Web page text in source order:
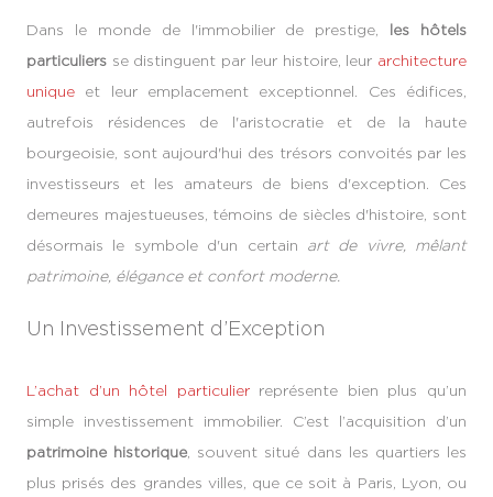
Dans le monde de l'immobilier de prestige, les hôtels
particuliers se distinguent par leur histoire, leur architecture
unique et leur emplacement exceptionnel. Ces édifices,
autrefois résidences de l'aristocratie et de la haute
bourgeoisie, sont aujourd'hui des trésors convoités par les
investisseurs et les amateurs de biens d'exception. Ces
demeures majestueuses, témoins de siècles d'histoire, sont
désormais le symbole d'un certain art de vivre, mêlant
patrimoine, élégance et confort moderne.
Un Investissement d’Exception
L’achat d’un hôtel particulierreprésente bien plus qu’un
simple investissement immobilier. C’est l’acquisition d’un
patrimoine historique , souvent situé dans les quartiers les
plus prisés des grandes villes, que ce soit à Paris, Lyon, ou